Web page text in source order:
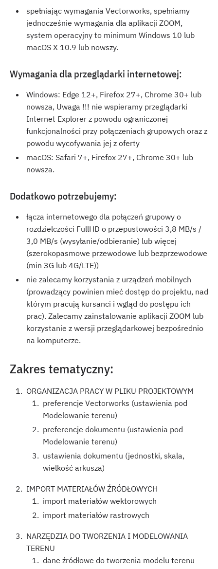
spełniając wymagania Vectorworks, spełniamy
jednocześnie wymagania dla aplikacji ZOOM,
system operacyjny to minimum Windows 10 lub
macOS X 10.9 lub nowszy.
Wymagania dla przeglądarki internetowej:
Windows: Edge 12+, Firefox 27+, Chrome 30+ lub
nowsza, Uwaga !!! nie wspieramy przeglądarki
Internet Explorer z powodu ograniczonej
funkcjonalności przy połączeniach grupowych oraz z
powodu wycofywania jej z oferty
macOS: Safari 7+, Firefox 27+, Chrome 30+ lub
nowsza.
Dodatkowo potrzebujemy:
łącza internetowego dla połączeń grupowy o
rozdzielczości FullHD o przepustowości 3,8 MB/s /
3,0 MB/s (wysyłanie/odbieranie) lub więcej
(szerokopasmowe przewodowe lub bezprzewodowe
(min 3G lub 4G/LTE))
nie zalecamy korzystania z urządzeń mobilnych
(prowadzący powinien mieć dostęp do projektu, nad
którym pracują kursanci i wgląd do postępu ich
prac). Zalecamy zainstalowanie aplikacji ZOOM lub
korzystanie z wersji przeglądarkowej bezpośrednio
na komputerze.
Zakres tematyczny:
ORGANIZACJA PRACY W PLIKU PROJEKTOWYM
preferencje Vectorworks (ustawienia pod
Modelowanie terenu)
preferencje dokumentu (ustawienia pod
Modelowanie terenu)
ustawienia dokumentu (jednostki, skala,
wielkość arkusza)
IMPORT MATERIAŁÓW ŹRÓDŁOWYCH
import materiałów wektorowych
import materiałów rastrowych
NARZĘDZIA DO TWORZENIA I MODELOWANIA
TERENU
dane źródłowe do tworzenia modelu terenu